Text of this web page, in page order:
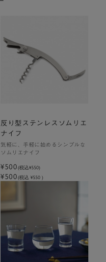
反り型ステンレスソムリエ
ナイフ
気軽に、手軽に始めるシンプルな
ソムリエナイフ
¥500(税込¥550)
¥500(税込 ¥550 )